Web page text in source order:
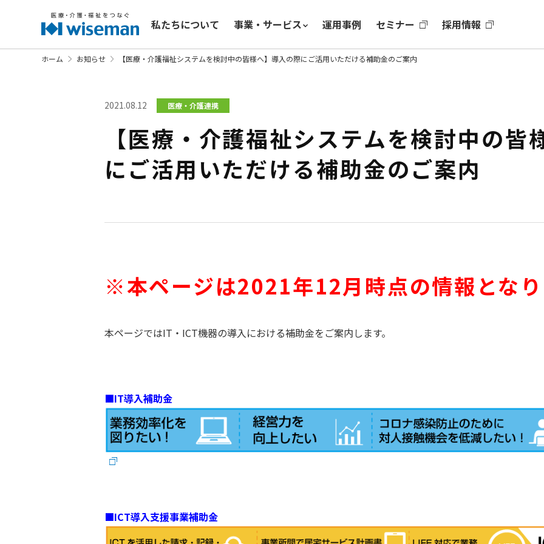
私たちについて 事業・サービス 運用事例 セミナー 採用情報
ホーム お知らせ 【医療・介護福祉システムを検討中の皆様へ】導入の際にご活用いただける補助金のご案内
2021.08.12 医療・介護連携
【医療・介護福祉システムを検討中の皆
にご活用いただける補助金のご案内
※本ページは2021年12月時点の情報とな
本ページではIT・ICT機器の導入における補助金をご案内します。
■IT導入補助金
■ICT導入支援事業補助金